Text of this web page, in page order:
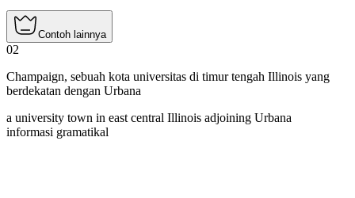
Contoh lainnya
02
Champaign, sebuah kota universitas di timur tengah Illinois yang
berdekatan dengan Urbana
a university town in east central Illinois adjoining Urbana
informasi gramatikal